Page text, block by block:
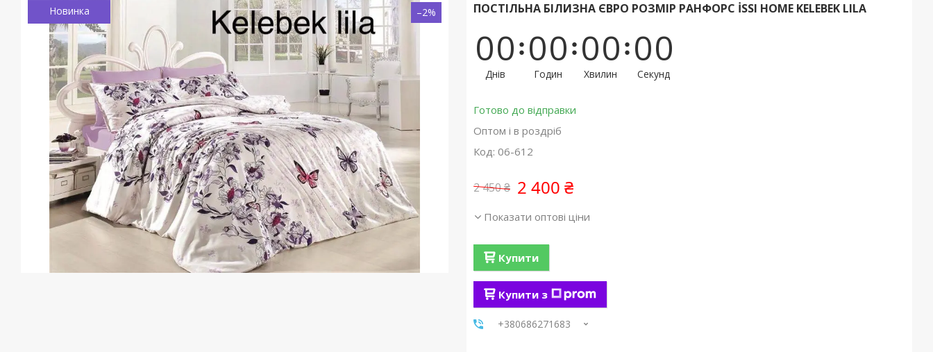
Новинка –2% ПОСТІЛЬНА БІЛИЗНА ЄВРО РОЗМІР РАНФОРС İSSI HOME KELEBEK LILA
00
Днів
00
Годин
00
Хвилин
00
Секунд
Готово до відправки
Оптом і в роздріб
Код: 06-612
2 450 ₴ 2 400 ₴
Показати оптові ціни
Купити
Купити з
+380686271683